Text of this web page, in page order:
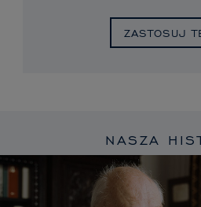
ZASTOSUJ
NASZA